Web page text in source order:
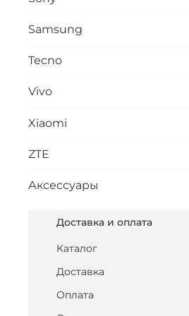
Samsung
Tecno
Vivo
Xiaomi
ZTE
Аксессуары
Доставка и оплата
Каталог
Доставка
Оплата